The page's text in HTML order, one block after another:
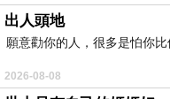
序儀軌，專門
唐密又稱真言宗
出人頭地
願意勸你的人，很多是怕你比
2026-08-08